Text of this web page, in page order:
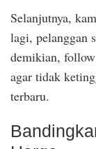
Selanjutnya,
lagi, pelanggan
demikian,
agar tidak
terbaru.